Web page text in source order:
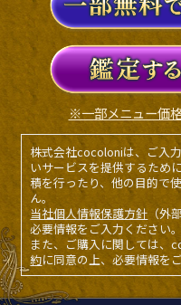
※一部メニュー価
株式会社cocoloniは、ご入
いサービスを提供するため
積を行ったり、他の目的で
ん。
当社個人情報保護方針 （外
必要情報をご入力ください。
また、ご購入に関しては、
約に同意の上、必要情報を